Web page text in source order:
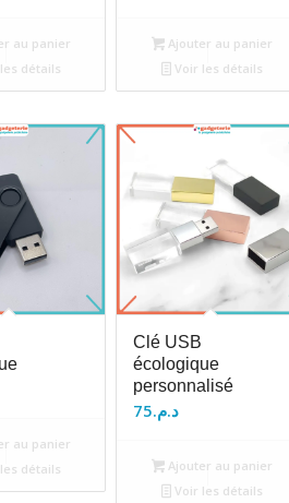
au panier
détails
Ajouter au panier
Voir les détails
au panier
détails
Clé USB
écologique
personnalisé
د.م.75
Ajouter au panier
Voir les détails